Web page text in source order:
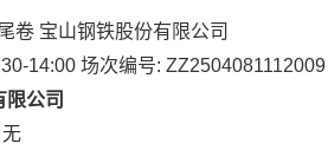
卷 宝山钢铁股份有限公司
14:00 场次编号: ZZ2504081112009
限公司